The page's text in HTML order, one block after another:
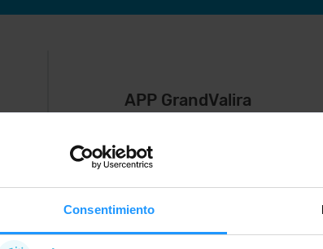
Consentimiento
APP GrandValira
importante en